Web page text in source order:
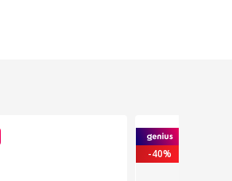
-40%